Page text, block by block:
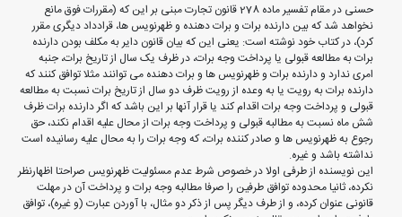
حسنی در مقام تفسیر ماده 278 قانون تجارت مبنی بر این که (مقررات فوق مانع
نخواهد شد که بین دارنده برات و برات دهنده و ظهرنویس ها، قرادداد دیگری مقرر
کرد)، در کتاب خود نوشته است: یعنی این که بیان قانون دایر به مکلف بودن دارنده
برات به مطالعه قبولی یا پرداخت وجه برات، در ظرف یک سال از تاریخ برات، جنبه
امری ندارد و دارنده برات و ظهرنویس ها و برات دهنده می توانند مثلا توافق کنند که
دارنده برات به رویت یا به وعده از رویت ظرف دو سال از تاریخ برات نسبت به مطالعه
قبولی و پرداخت وجه برات اقدام کند یا قرار آنها بر این باشد که اگر دارنده برات ظرف
شش ماه نسبت به مطالبه قبولی و پرداخت وجه برات از محال علیه اقدام نکند، حق
رجوع به ظهرنویس ها و صادر کننده برات، که وجه برات را به محال علیه رسانیده است
نداشته باشد و غیره.
این نویسنده از طرفی اولا در خصوص شرط عدم مسئولیت ظهرنویس صراحتا اظهارنظر
نکرده، ثانیا محدوده توافق طرفین را صرفا مطالبه وجه برات و پرداخت آن در مهلت
قانونی عنوان کرده، و از طرف دیگر پس از ذکر دو مثال، با آوردن عبارت (و غیره)، توافق